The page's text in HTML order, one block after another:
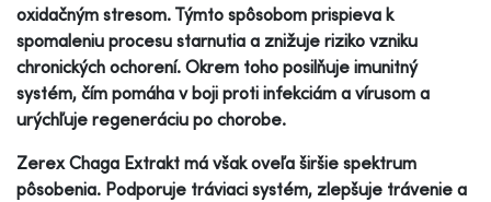
oxidačným stresom. Týmto spôsobom prispieva k
spomaleniu procesu starnutia a znižuje riziko vzniku
chronických ochorení. Okrem toho posilňuje imunitný
systém, čím pomáha v boji proti infekciám a vírusom a
urýchľuje regeneráciu po chorobe.
Zerex Chaga Extrakt má však oveľa širšie spektrum
pôsobenia. Podporuje tráviaci systém, zlepšuje trávenie a